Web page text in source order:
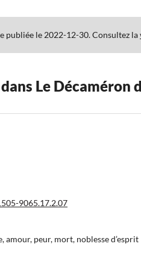
publiée le 2022-12-30. Consultez la
Le Décaméron
9065.17.2.07
amour, peur, mort, noblesse d’esprit